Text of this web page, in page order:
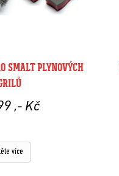
SMALT PLYNOVÝCH
,- Kč
více